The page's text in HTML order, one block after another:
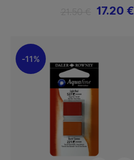
17.20 €
11%